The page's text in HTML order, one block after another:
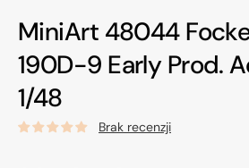
MiniArt 48044
190D-9 Early Prod.
1/48
Brak recenzji